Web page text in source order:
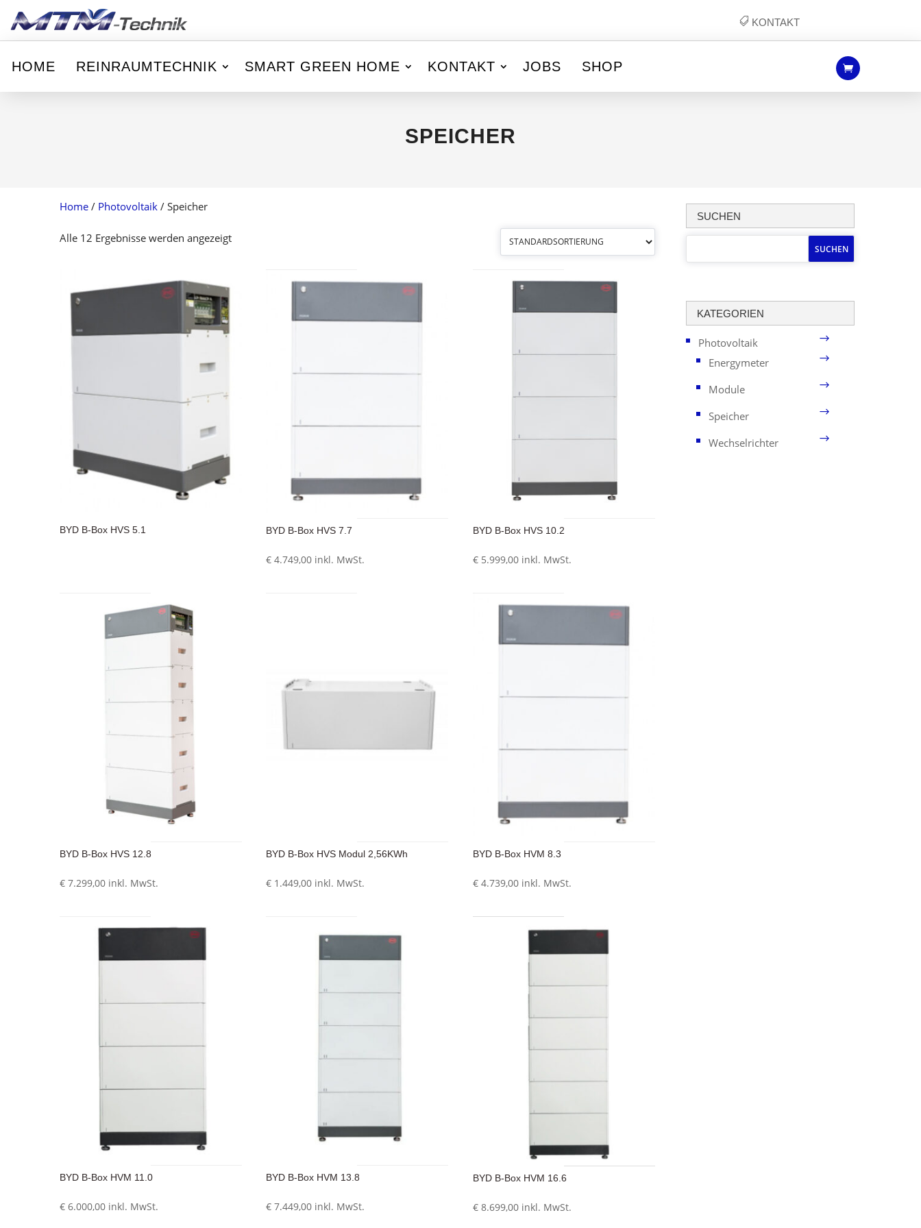
KONTAKT
HOME REINRAUMTECHNIK SMART GREEN HOME KONTAKT JOBS SHOP
SPEICHER
Home / Photovoltaik / Speicher
Alle 12 Ergebnisse werden angezeigt
BYD B-Box HVS 5.1 BYD B-Box HVS 7.7
€ 4.749,00 inkl. MwSt.
BYD B-Box HVS 10.2
€5.999,00 inkl. MwSt.
BYD B-Box HVS 12.8
€ 7.299,00 inkl. MwSt.
BYD B-Box HVS Modul 2,56KWh
€ 1.449,00 inkl. MwSt.
BYD B-Box HVM 8.3
€4.739,00 inkl. MwSt.
BYD B-Box HVM 11.0
€ 6.000,00 inkl. MwSt.
BYD B-Box HVM 13.8
€ 7.449,00 inkl. MwSt.
BYD B-Box HVM 16.6
€8.699,00 inkl. MwSt.
SUCHEN
KATEGORIEN
Photovoltaik
Energymeter
Module
Speicher
Wechselrichter